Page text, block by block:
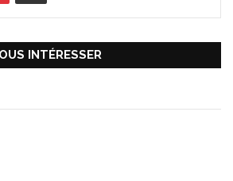
INTÉRESSER